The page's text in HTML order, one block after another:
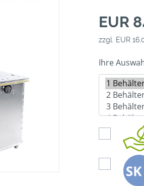
EUR
zzgl. EUR
Ihre